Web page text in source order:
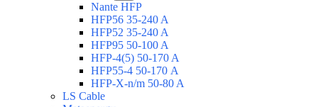
Nante HFP
HFP56 35-240 A
HFP52 35-240 A
HFP95 50-100 A
HFP-4(5) 50-170 A
HFP55-4 50-170 А
HFP-X-n/m 50-80 A
LS Cable